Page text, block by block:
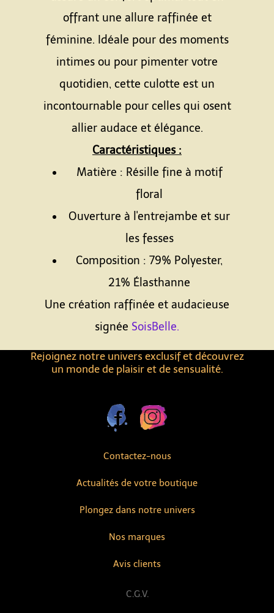
Contactez-nous
Actualités de votre boutique
Avis clients
Nos marques
Rejoignez notre univers exclusif et découvrez
un monde de plaisir et de sensualité.
Plongez dans notre univers
C.G.V.
offrant une allure raffinée et
féminine. Idéale pour des moments
intimes ou pour pimenter votre
quotidien, cette culotte est un
incontournable pour celles qui osent
allier audace et élégance.
Caractéristiques :
Matière : Résille fine à motif
floral
Ouverture à l'entrejambe et sur
les fesses
Composition : 79% Polyester,
21% Élasthanne
Une création raffinée et audacieuse
signée SoisBelle.